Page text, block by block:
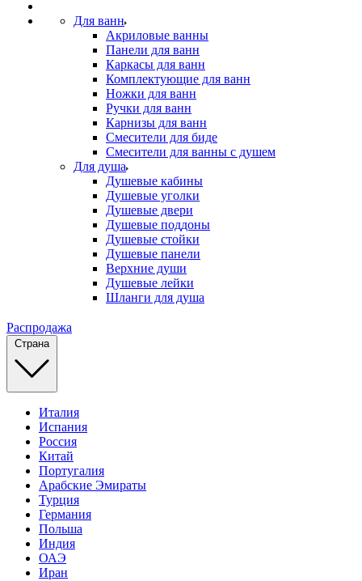
Для ванн
Акриловые ванны
Панели для ванн
Каркасы для ванн
Комплектующие для ванн
Ножки для ванн
Ручки для ванн
Карнизы для ванн
Смесители для биде
Смесители для ванны с душем
Для душа
Душевые кабины
Душевые уголки
Душевые двери
Душевые поддоны
Душевые стойки
Душевые панели
Верхние души
Душевые лейки
Шланги для душа
Распродажа
Страна
Италия
Испания
Россия
Китай
Португалия
Арабские Эмираты
Турция
Германия
Польша
Индия
ОАЭ
Иран